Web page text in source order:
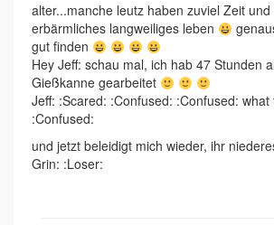
alter...manche leutz haben zuviel Zeit
erbärmliches langweiliges leben
gut finden
Hey Jeff: schau mal, ich hab 47 Stunden
Gießkanne gearbeitet
Jeff: :Scared: :Confused: :Confused: what
:Confused:
und jetzt beleidigt mich wieder, ihr
Grin: :Loser: